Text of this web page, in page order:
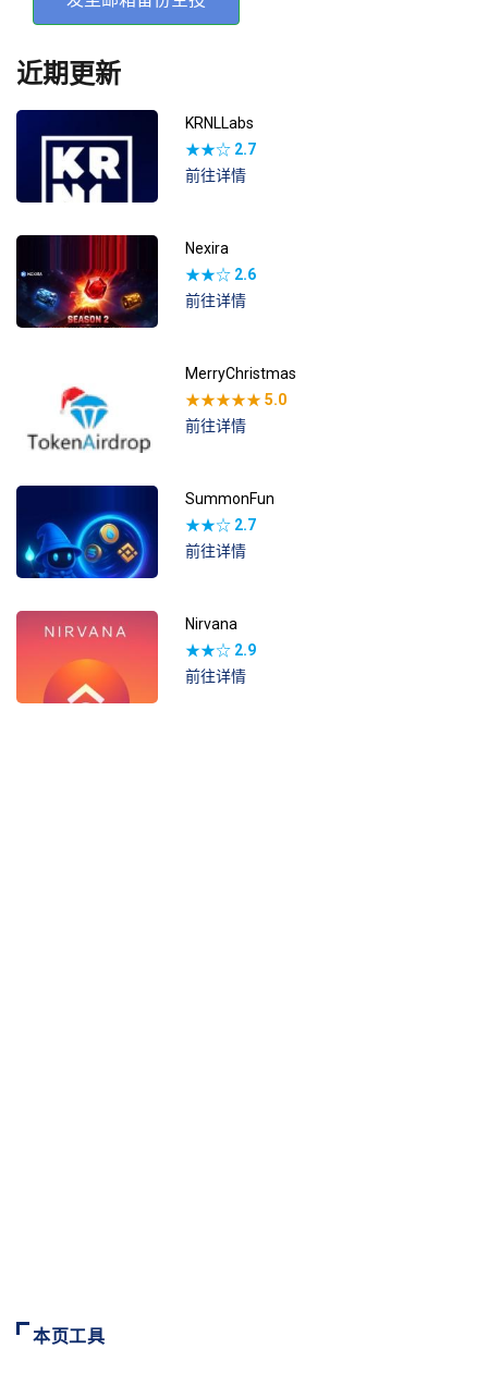
近期更新
KRNLLabs
★★☆ 2.7
前往详情
Nexira
★★☆ 2.6
前往详情
MerryChristmas
★★★★★5.0
前往详情
SummonFun
★★☆ 2.7
前往详情
Nirvana
★★☆ 2.9
前往详情
本页工具